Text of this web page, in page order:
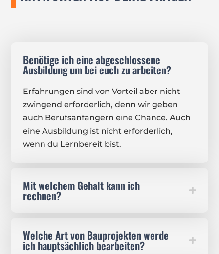
Benötige ich eine abgeschlossene
Ausbildung um bei euch zu arbeiten?
Erfahrungen sind von Vorteil aber nicht
zwingend erforderlich, denn wir geben
auch Berufsanfängern eine Chance. Auch
eine Ausbildung ist nicht erforderlich,
wenn du Lernbereit bist.
Mit welchem Gehalt kann ich
rechnen?
Welche Art von Bauprojekten werde
ich hauptsächlich bearbeiten?